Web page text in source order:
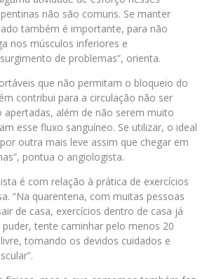
não são comuns. Se manter
também é importante, para não
nos músculos inferiores e
de problemas”, orienta.
que não permitam o bloqueio do
contribui para a circulação não ser
apertadas, além de não serem muito
esse fluxo sanguíneo. Se utilizar, o ideal
outra mais leve assim que chegar em
pontua o angiologista.
é com relação à prática de exercícios
“Na quarentena, com muitas pessoas
de casa, exercícios dentro de casa já
puder, tente caminhar pelo menos 20
tomando os devidos cuidados e